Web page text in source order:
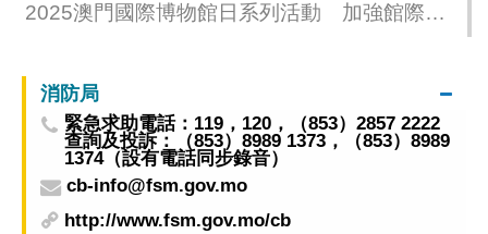
2025澳門國際博物館日系列活動 加強館際聯
消防局
緊急求助電話：119，120，（853）2857 2222
查詢及投訴：（853）8989 1373，（853）8989
1374（設有電話同步錄音）
cb-info@fsm.gov.mo
http://www.fsm.gov.mo/cb